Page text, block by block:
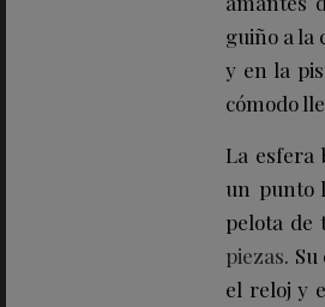
guiño a la
y en la
cómodo
La esfera
un punto
pelota de
piezas.
el reloj y